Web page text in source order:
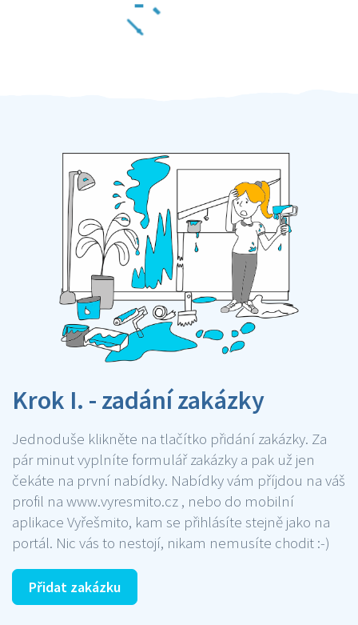
Krok I. - zadání zakázky
Jednoduše klikněte na tlačítko přidání zakázky. Za
pár minut vyplníte formulář zakázky a pak už jen
čekáte na první nabídky. Nabídky vám příjdou na váš
profil na www.vyresmito.cz , nebo do mobilní
aplikace Vyřešmito, kam se přihlásíte stejně jako na
portál. Nic vás to nestojí, nikam nemusíte chodit :-)
Přidat zakázku